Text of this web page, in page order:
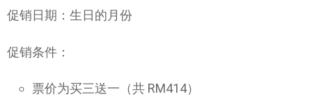
促销日期：生日的月份
促销条件：
票价为买三送一（共 RM414）